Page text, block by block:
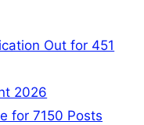
Out for 451
2026
for 7150 Posts